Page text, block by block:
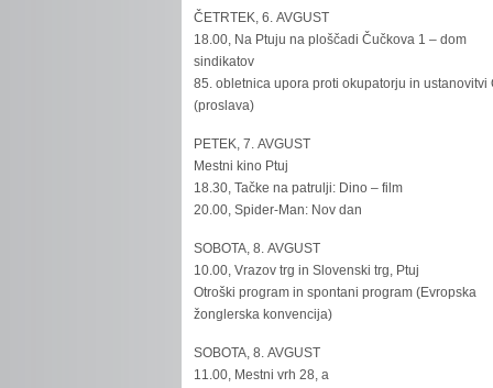
ČETRTEK, 6. AVGUST
18.00, Na Ptuju na ploščadi Čučkova 1 – dom
sindikatov
85. obletnica upora proti okupatorju in ustanovitvi
(proslava)
PETEK, 7. AVGUST
Mestni kino Ptuj
18.30, Tačke na patrulji: Dino – film
20.00, Spider-Man: Nov dan
SOBOTA, 8. AVGUST
10.00, Vrazov trg in Slovenski trg, Ptuj
Otroški program in spontani program (Evropska
žonglerska konvencija)
SOBOTA, 8. AVGUST
11.00, Mestni vrh 28, a